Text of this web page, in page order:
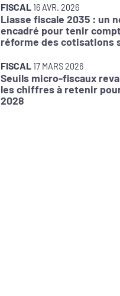
FISCAL16 AVR. 2026
Liasse fiscale 2035 : un
encadré pour tenir
réforme des cotisations
FISCAL17 MARS 2026
Seuils micro-fiscaux
les chiffres à retenir
2028